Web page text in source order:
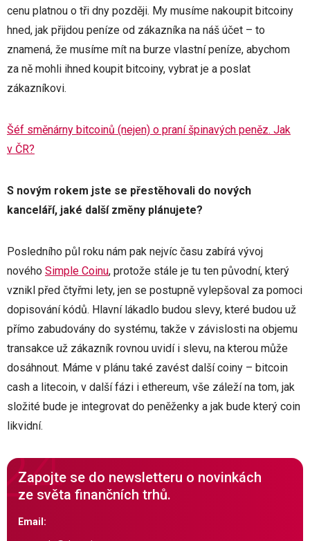
cenu platnou o tři dny později. My musíme nakoupit bitcoiny
hned, jak přijdou peníze od zákazníka na náš účet – to
znamená, že musíme mít na burze vlastní peníze, abychom
za ně mohli ihned koupit bitcoiny, vybrat je a poslat
zákazníkovi.
Šéf směnárny bitcoinů (nejen) o praní špinavých peněz. Jak
v ČR?
S novým rokem jste se přestěhovali do nových
kanceláří, jaké další změny plánujete?
Posledního půl roku nám pak nejvíc času zabírá vývoj
nového Simple Coinu, protože stále je tu ten původní, který
vznikl před čtyřmi lety, jen se postupně vylepšoval za pomoci
dopisování kódů. Hlavní lákadlo budou slevy, které budou už
přímo zabudovány do systému, takže v závislosti na objemu
transakce už zákazník rovnou uvidí i slevu, na kterou může
dosáhnout. Máme v plánu také zavést další coiny – bitcoin
cash a litecoin, v další fázi i ethereum, vše záleží na tom, jak
složité bude je integrovat do peněženky a jak bude který coin
likvidní.
Zapojte se do newsletteru o novinkách
ze světa finančních trhů.
Email: